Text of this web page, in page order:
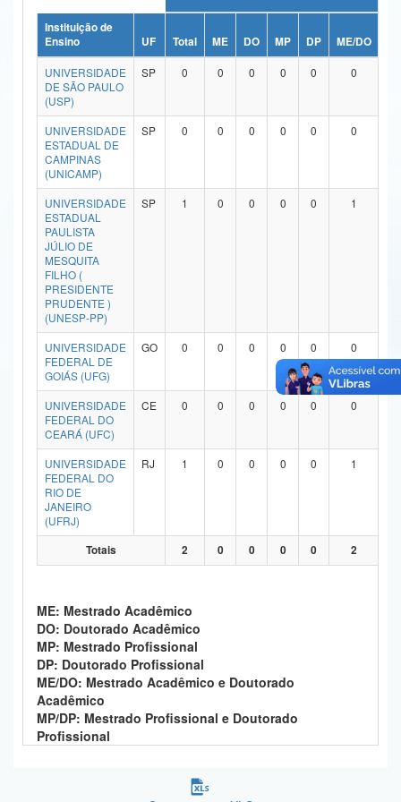
Ministério da Ciência, Tecnologia, Inovações e Comunicações
Ministério do Meio Ambiente
Ministério do Turismo
Ministério do Desenvolvimento Regional
Controladoria-Geral da União
Ministério da Mulher, da Família e dos Direitos Humanos
Secretaria-Geral
Secretaria de Governo
Gabinete de Segurança Institucional
Advocacia-Geral da União
Banco Central do Brasil
Instituição de
Ensino
UF Total ME DO MP DP ME/DO
UNIVERSIDADE
DE SÃO PAULO
(USP)
SP 0 0 0 0 0 0
UNIVERSIDADE
ESTADUAL DE
CAMPINAS
(UNICAMP)
SP 0 0 0 0 0 0
UNIVERSIDADE
ESTADUAL
PAULISTA
JÚLIO DE
MESQUITA
FILHO (
PRESIDENTE
PRUDENTE )
(UNESP-PP)
SP 1 0 0 0 0 1
UNIVERSIDADE
FEDERAL DE
GOIÁS (UFG)
GO 0 0 0 0 0 0
UNIVERSIDADE
FEDERAL DO
CEARÁ (UFC)
CE 0 0 0 0 0 0
UNIVERSIDADE
FEDERAL DO
RIO DE
JANEIRO
(UFRJ)
RJ 1 0 0 0 0 1
Totais 2 0 0 0 0 2
ME: Mestrado Acadêmico
DO: Doutorado Acadêmico
MP: Mestrado Profissional
DP: Doutorado Profissional
ME/DO: Mestrado Acadêmico e Doutorado
Acadêmico
MP/DP: Mestrado Profissional e Doutorado
Profissional